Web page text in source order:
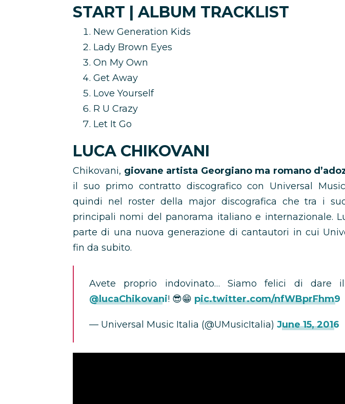
START | ALBUM TRACKLIST
New Generation Kids
Lady Brown Eyes
On My Own
Get Away
Love Yourself
R U Crazy
Let It Go
LUCA CHIKOVANI
Chikovani, giovane artista Georgiano ma romano
il suo primo contratto discografico con Universal
quindi nel roster della major discografica che tra i
principali nomi del panorama italiano e internazionale.
parte di una nuova generazione di cantautori in cui
fin da subito.
Avete proprio indovinato… Siamo felici di dare
@lucaChikovani! 😎😁 pic.twitter.com/nfWBprFhm9
— Universal Music Italia (@UMusicItalia) June 15, 2016